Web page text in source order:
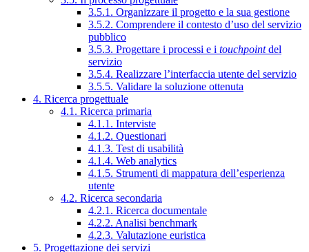
3.5.1. Organizzare il progetto e la sua gestione
3.5.2. Comprendere il contesto d’uso del servizio
pubblico
3.5.3. Progettare i processi e i touchpointdel
servizio
3.5.4. Realizzare l’interfaccia utente del servizio
3.5.5. Validare la soluzione ottenuta
4. Ricerca progettuale
4.1. Ricerca primaria
4.1.1. Interviste
4.1.2. Questionari
4.1.3. Test di usabilità
4.1.4. Web analytics
4.1.5. Strumenti di mappatura dell’esperienza
utente
4.2. Ricerca secondaria
4.2.1. Ricerca documentale
4.2.2. Analisi benchmark
4.2.3. Valutazione euristica
5. Progettazione dei servizi